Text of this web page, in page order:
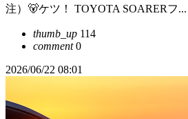
注）🐻ケツ！ TOYOTA SOARERフ...
thumb_up 114
comment0
2026/06/22 08:01